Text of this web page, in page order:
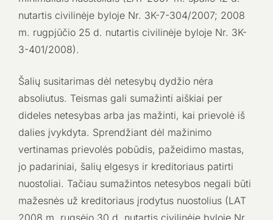
nutartis civilinėje byloje Nr. 3K-7-304/2007; 2008
m. rugpjūčio 25 d. nutartis civilinėje byloje Nr. 3K-
3-401/2008).
Šalių susitarimas dėl netesybų dydžio nėra
absoliutus. Teismas gali sumažinti aiškiai per
dideles netesybas arba jas mažinti, kai prievolė iš
dalies įvykdyta. Sprendžiant dėl mažinimo
vertinamas prievolės pobūdis, pažeidimo mastas,
jo padariniai, šalių elgesys ir kreditoriaus patirti
nuostoliai. Tačiau sumažintos netesybos negali būti
mažesnės už kreditoriaus įrodytus nuostolius (LAT